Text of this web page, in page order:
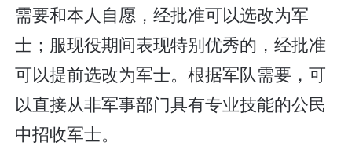
需要和本人自愿，经批准可以选改为军
士；服现役期间表现特别优秀的，经批准
可以提前选改为军士。根据军队需要，可
以直接从非军事部门具有专业技能的公民
中招收军士。